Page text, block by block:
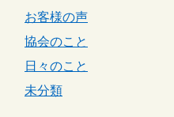
お客様の声
協会のこと
日々のこと
未分類